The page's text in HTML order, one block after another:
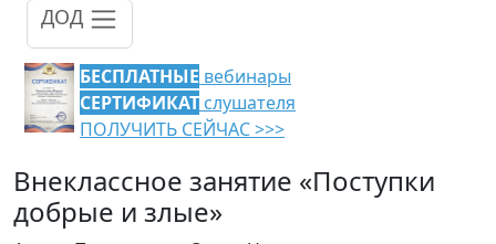
ДОД
БЕСПЛАТНЫЕ вебинары
СЕРТИФИКАТ слушателя
ПОЛУЧИТЬ СЕЙЧАС >>>
Внеклассное занятие «Поступки
добрые и злые»